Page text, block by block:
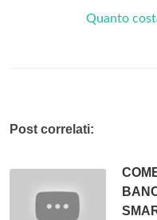
Quanto
Post correlati: